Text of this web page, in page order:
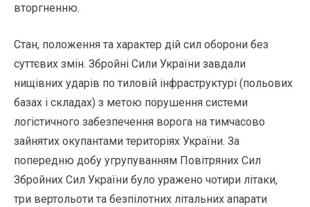
вторгненню.
Стан, положення та характер дій сил оборони без
суттєвих змін. Збройні Сили України завдали
нищівних ударів по тиловій інфраструктурі (польових
базах і складах) з метою порушення системи
логістичного забезпечення ворога на тимчасово
зайнятих окупантами територіях України. За
попередню добу угрупуванням Повітряних Сил
Збройних Сил України було уражено чотири літаки,
три вертольоти та безпілотних літальних апарати